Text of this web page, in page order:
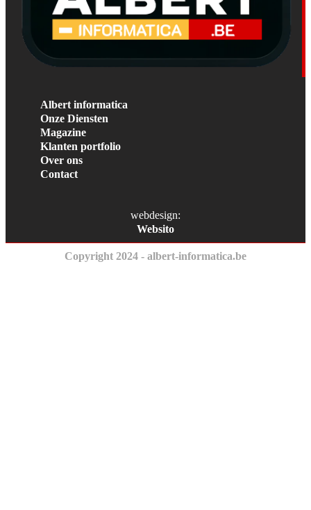
Albert informatica
Onze Diensten
Magazine
Klanten portfolio
Over ons
Contact
webdesign:
Websito
Copyright 2024 - albert-informatica.be